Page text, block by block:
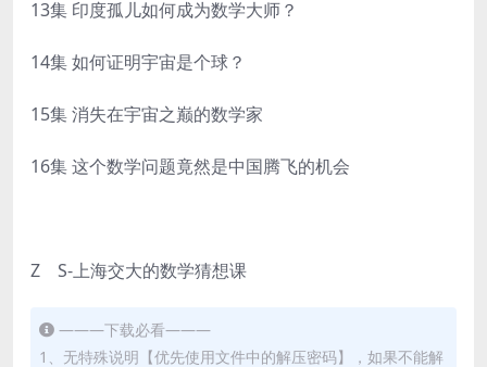
13集 印度孤儿如何成为数学大师？
14集 如何证明宇宙是个球？
15集 消失在宇宙之巅的数学家
16集 这个数学问题竟然是中国腾飞的机会
Z S-上海交大的数学猜想课
———下载必看———
1、无特殊说明【优先使用文件中的解压密码】，如果不能解